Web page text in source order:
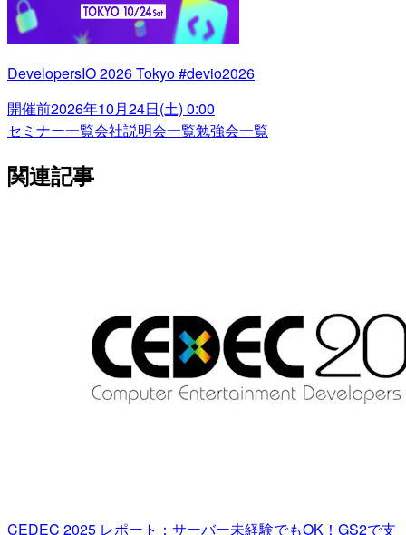
DevelopersIO 2026 Tokyo #devio2026
開催前2026年10月24日(土) 0:00
セミナー一覧会社説明会一覧勉強会一覧
関連記事
CEDEC 2025 レポート：サーバー未経験でもOK！GS2で支